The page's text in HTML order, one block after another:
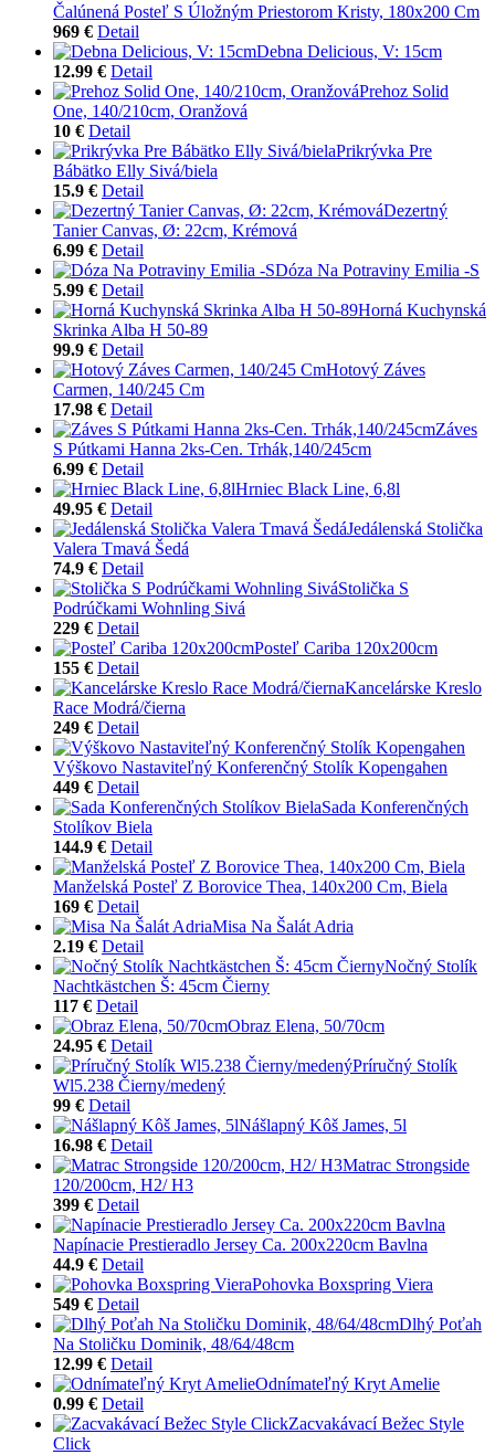
Čalúnená Posteľ S Úložným Priestorom Kristy, 180x200 Cm
969 € Detail
Debna Delicious, V: 15cm
12.99 € Detail
Prehoz Solid
One, 140/210cm, Oranžová
10 € Detail
Prikrývka Pre
Bábätko Elly Sivá/biela
15.9 € Detail
Dezertný
Tanier Canvas, Ø: 22cm, Krémová
6.99 € Detail
Dóza Na Potraviny Emilia -S
5.99 € Detail
Horná Kuchynská
Skrinka Alba H 50-89
99.9 € Detail
Hotový Záves
Carmen, 140/245 Cm
17.98 € Detail
Záves
S Pútkami Hanna 2ks-Cen. Trhák,140/245cm
6.99 € Detail
Hrniec Black Line, 6,8l
49.95 € Detail
Jedálenská Stolička
Valera Tmavá Šedá
74.9 € Detail
Stolička S
Podrúčkami Wohnling Sivá
229 € Detail
Posteľ Cariba 120x200cm
155 € Detail
Kancelárske Kreslo
Race Modrá/čierna
249 € Detail
Výškovo Nastaviteľný Konferenčný Stolík Kopengahen
449 € Detail
Sada Konferenčných
Stolíkov Biela
144.9 € Detail
Manželská Posteľ Z Borovice Thea, 140x200 Cm, Biela
169 € Detail
Misa Na Šalát Adria
2.19 € Detail
Nočný Stolík
Nachtkästchen Š: 45cm Čierny
117 € Detail
Obraz Elena, 50/70cm
24.95 € Detail
Príručný Stolík
Wl5.238 Čierny/medený
99 € Detail
Nášlapný Kôš James, 5l
16.98 € Detail
Matrac Strongside
120/200cm, H2/ H3
399 € Detail
Napínacie Prestieradlo Jersey Ca. 200x220cm Bavlna
44.9 € Detail
Pohovka Boxspring Viera
549 € Detail
Dlhý Poťah
Na Stoličku Dominik, 48/64/48cm
12.99 € Detail
Odnímateľný Kryt Amelie
0.99 € Detail
Zacvakávací Bežec Style
Click